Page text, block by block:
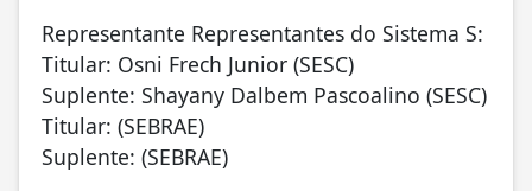
Representante Representantes do Sistema S:
Titular: Osni Frech Junior (SESC)
Suplente: Shayany Dalbem Pascoalino (SESC)
Titular: (SEBRAE)
Suplente: (SEBRAE)